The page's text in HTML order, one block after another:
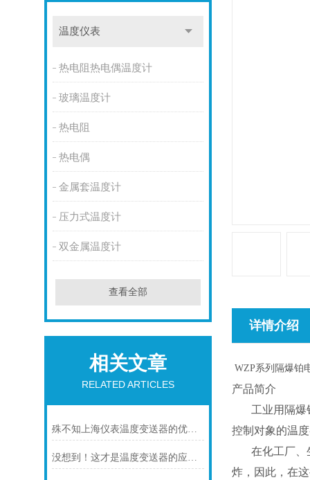
温度仪表
热电阻热电偶温度计
玻璃温度计
热电阻
热电偶
金属套温度计
压力式温度计
双金属温度计
查看全部
相关文章
RELATED ARTICLES
殊不知上海仪表温度变送器的优势是这样的
没想到！这才是温度变送器的应用特点！
详情介绍
WZP系列隔爆铂
产品简介
工业用隔
控制对象的温
在化工厂、
炸，因此，在